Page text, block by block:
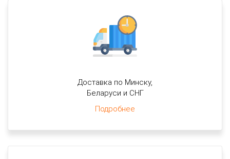
Доставка по Минску,
Беларуси и СНГ
Подробнее